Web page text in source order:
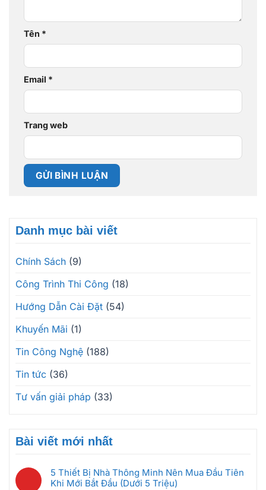
Tên *
Email *
Trang web
Danh mục bài viết
Chính Sách (9)
Công Trình Thi Công (18)
Hướng Dẫn Cài Đặt (54)
Khuyến Mãi (1)
Tin Công Nghệ (188)
Tin tức (36)
Tư vấn giải pháp (33)
Bài viết mới nhất
5 Thiết Bị Nhà Thông Minh Nên Mua Đầu Tiên
Khi Mới Bắt Đầu (Dưới 5 Triệu)